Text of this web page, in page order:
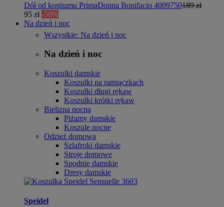
Dół od kostiumu PrimaDonna Bonifacio 4009750189 zł
95 zł -50%
Na dzień i noc
Wszystkie: Na dzień i noc
Na dzień i noc
Koszulki damskie
Koszulki na ramiączkach
Koszulki długi rękaw
Koszulki krótki rękaw
Bielizna nocna
Piżamy damskie
Koszule nocne
Odzież domowa
Szlafroki damskie
Stroje domowe
Spodnie damskie
Dresy damskie
Speidel